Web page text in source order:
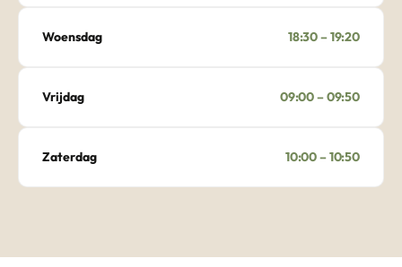
Woensdag 18:30 – 19:20
Vrijdag 09:00 – 09:50
Zaterdag 10:00 – 10:50